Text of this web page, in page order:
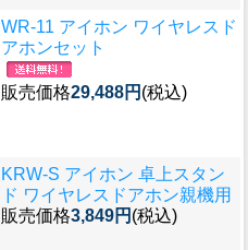
WR-11 アイホン ワイヤレスド
アホンセット
販売価格29,488円 (税込)
KRW-S アイホン 卓上スタン
ド ワイヤレスドアホン親機用
販売価格3,849円 (税込)